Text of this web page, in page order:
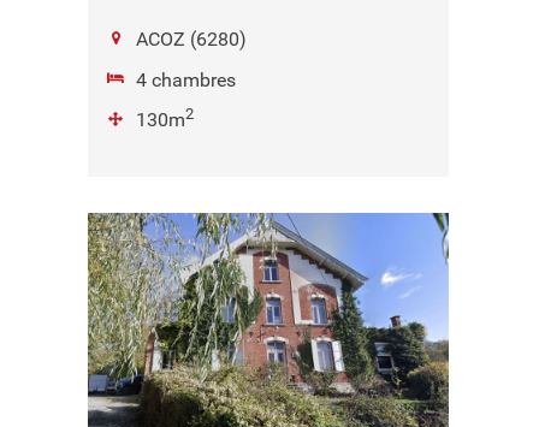
ACOZ (6280)
4 chambres
130m2